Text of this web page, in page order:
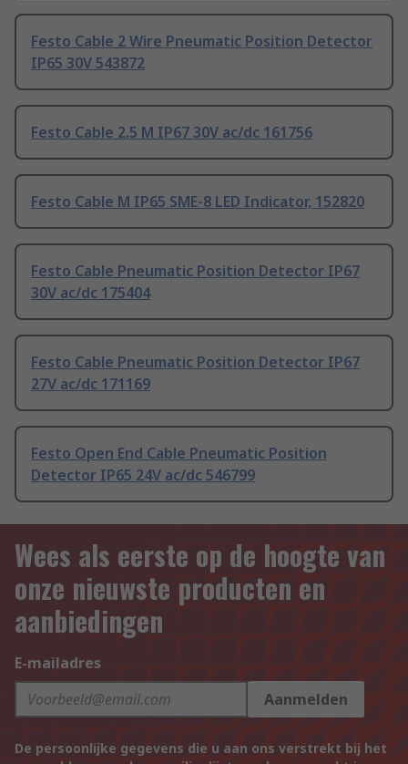
Festo Cable 2 Wire Pneumatic Position Detector
IP65 30V 543872
Festo Cable 2.5 M IP67 30V ac/dc 161756
Festo Cable M IP65 SME-8 LED Indicator, 152820
Festo Cable Pneumatic Position Detector IP67
30V ac/dc 175404
Festo Cable Pneumatic Position Detector IP67
27V ac/dc 171169
Festo Open End Cable Pneumatic Position
Detector IP65 24V ac/dc 546799
Wees als eerste op de hoogte van
onze nieuwste producten en
aanbiedingen
E-mailadres
Aanmelden
De persoonlijke gegevens die u aan ons verstrekt bij het